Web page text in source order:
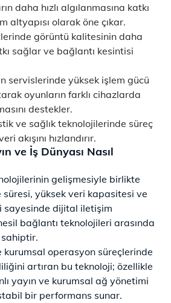
daha hızlı algılanmasına katkı
altyapısı olarak öne çıkar.
görüntü kalitesinin daha
sağlar ve bağlantı kesintisi
servislerinde yüksek işlem gücü
oyunların farklı cihazlarda
destekler.
ve sağlık teknolojilerinde süreç
akışını hızlandırır.
ve İş Dünyası Nasıl
gelişmesiyle birlikte
süresi, yüksek veri kapasitesi ve
sayesinde dijital iletişim
bağlantı teknolojileri arasında
kurumsal operasyon süreçlerinde
artıran bu teknoloji; özellikle
yayın ve kurumsal ağ yönetimi
bir performans sunar.